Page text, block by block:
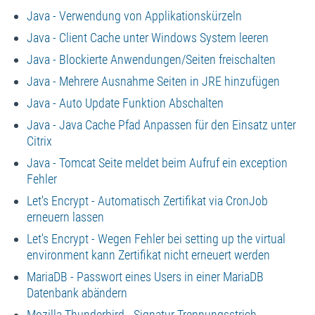
Java - Verwendung von Applikationskürzeln
Java - Client Cache unter Windows System leeren
Java - Blockierte Anwendungen/Seiten freischalten
Java - Mehrere Ausnahme Seiten in JRE hinzufügen
Java - Auto Update Funktion Abschalten
Java - Java Cache Pfad Anpassen für den Einsatz unter
Citrix
Java - Tomcat Seite meldet beim Aufruf ein exception
Fehler
Let's Encrypt - Automatisch Zertifikat via CronJob
erneuern lassen
Let's Encrypt - Wegen Fehler bei setting up the virtual
environment kann Zertifikat nicht erneuert werden
MariaDB - Passwort eines Users in einer MariaDB
Datenbank abändern